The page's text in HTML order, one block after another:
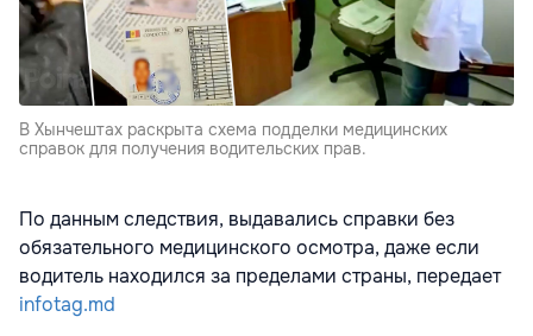
В Хынчештах раскрыта схема подделки медицинских
справок для получения водительских прав.
По данным следствия, выдавались справки без
обязательного медицинского осмотра, даже если
водитель находился за пределами страны, передает
infotag.md